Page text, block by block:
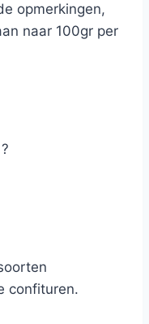
opmerkingen,
naar 100gr per
confituren.